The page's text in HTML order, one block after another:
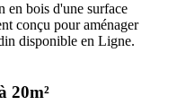
en bois d'une surface
conçu pour aménager
disponible en Ligne.
20m²